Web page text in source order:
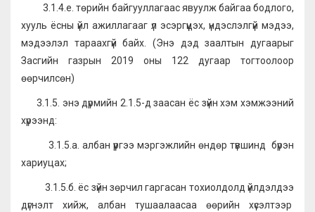
3.1.4.е. төрийн байгууллагаас явуулж байгаа бодлого,
хууль ёсны үйл ажиллагааг үл эсэргүүцэх, үндэслэлгүй мэдээ,
мэдээлэл тараахгүй байх. (Энэ дэд заалтын дугаарыг
Засгийн газрын 2019 оны 122 дугаар тогтоолоор
өөрчилсөн)
3.1.5. энэ дүрмийн 2.1.5-д заасан ёс зүйн хэм хэмжээний
хүрээнд:
3.1.5.а. албан үүргээ мэргэжлийн өндөр түвшинд бүрэн
хариуцах;
3.1.5.б. ёс зүйн зөрчил гаргасан тохиолдолд үйлдэлдээ
дүгнэлт хийж, албан тушаалаасаа өөрийн хүсэлтээр